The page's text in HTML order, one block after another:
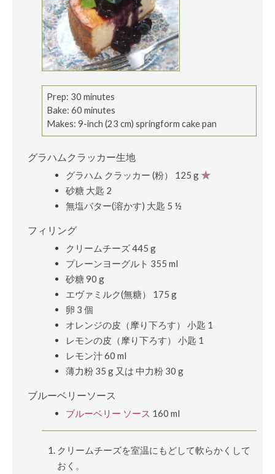
Prep: 30 minutes
Bake: 60 minutes
Makes: 9-inch (23 cm) springform cake pan
グラハムクラッカー生地
グラハム クラッカー (粉） 125 g ★
砂糖 大匙 2
無塩バター(溶かす) 大匙 5 ½
フィリング
クリームチーズ 445 g
プレーンヨーグルト 355 ml
砂糖 90 g
エヴァミルク(無糖） 175 g
卵 3 個
オレンジの皮（摩り下ろす） 小匙 1
レモンの皮（摩り下ろす） 小匙 1
レモン汁 60 ml
薄力粉 35 g又は 中力粉 30 g
ブルーベリーソース
ブルーベリー ソース 160 ml
クリームチーズを室温にもどして軟らかくして
おく。